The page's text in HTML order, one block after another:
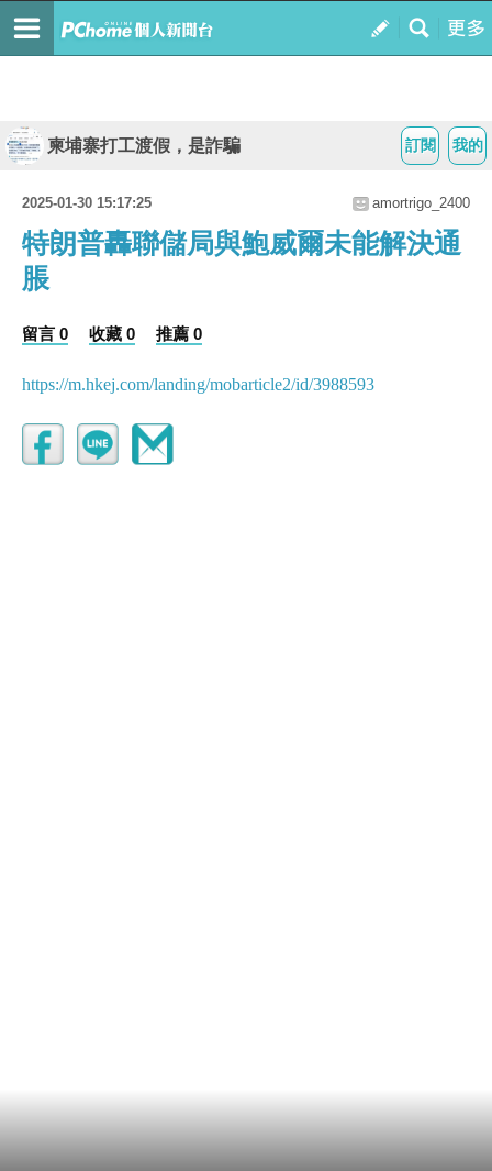
我的
訂閱
柬埔寨打工渡假，是詐騙
2025-01-30 15:17:25 amortrigo_2400
特朗普轟聯儲局與鮑威爾未能解決通
脹
留言 0 收藏 0 推薦 0
https://m.hkej.com/landing/mobarticle2/id/3988593